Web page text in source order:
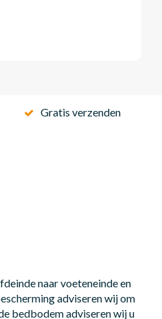
Gratis verzenden
naar voeteneinde en
adviseren wij om
bedbodem adviseren wij u